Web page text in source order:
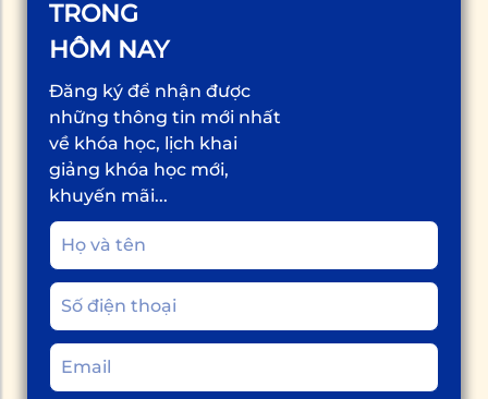
TRONG
HÔM NAY
Đăng ký để nhận được
những thông tin mới nhất
về khóa học, lịch khai
giảng khóa học mới,
khuyến mãi...